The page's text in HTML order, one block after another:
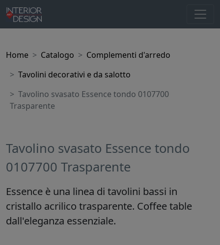
Home Catalogo
Complementi d'arredo
Tavolini decorativi e da salotto
Tavolino svasato Essence tondo 0107700
Trasparente
Tavolino svasato Essence tondo
0107700 Trasparente
Essence è una linea di tavolini bassi in
cristallo acrilico trasparente. Coffee table
dall'eleganza essenziale.